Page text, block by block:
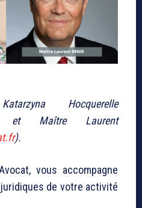
Hocquerelle
Maître Laurent
).
vous accompagne
de votre activité